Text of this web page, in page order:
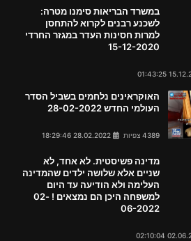
במשרד הבריאות סימנו מטרה:
לשכנע רבנים לקרוא להתחסן
למרות חסינות העדר במגזר החרדי
15-12-2020
האוקראינים נלחמים בשביל הסדר
העולמי החדש 28-02-2022
4389 צפיות
מדינה פשיסטית. לא אחד, לא
שניים אלא שלושה ילדים שהמדינה
העלימה ולא הודיעה עד היום
למשפחה היכן הם נמצאים ! 02-
06-2022